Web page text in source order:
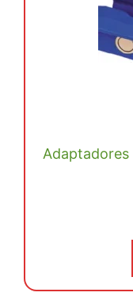
Adaptadores